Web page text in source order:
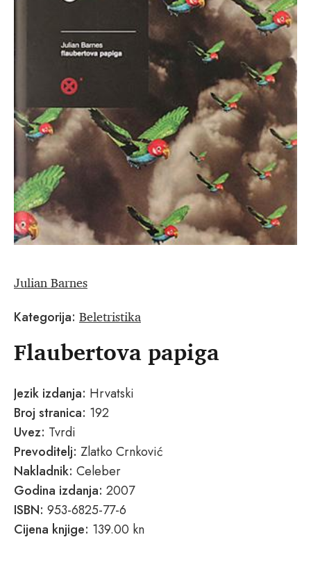
Julian Barnes
Kategorija: Beletristika
Flaubertova papiga
Jezik izdanja: Hrvatski
Broj stranica: 192
Uvez: Tvrdi
Prevoditelj: Zlatko Crnković
Nakladnik: Celeber
Godina izdanja: 2007
ISBN: 953-6825-77-6
Cijena knjige: 139.00 kn